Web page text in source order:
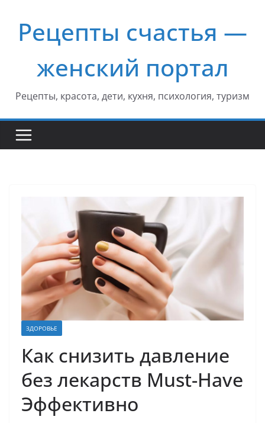
содержимому
Рецепты счастья —
женский портал
Рецепты, красота, дети, кухня, психология, туризм
ЗДОРОВЬЕ
Как снизить давление
без лекарств Must-Have
Эффективно